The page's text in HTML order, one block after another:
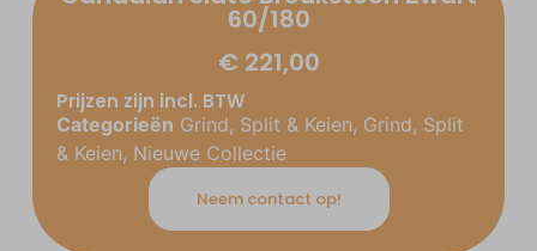
60/180
€ 221,00
Prijzen zijn incl. BTW
Categorieën Grind, Split & Keien, Grind, Split
& Keien, Nieuwe Collectie
Neem contact op!